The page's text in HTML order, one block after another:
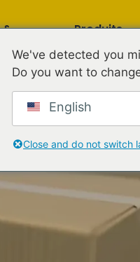
&
Produits
We've detected you
Do you want to
English
Close and do not switch